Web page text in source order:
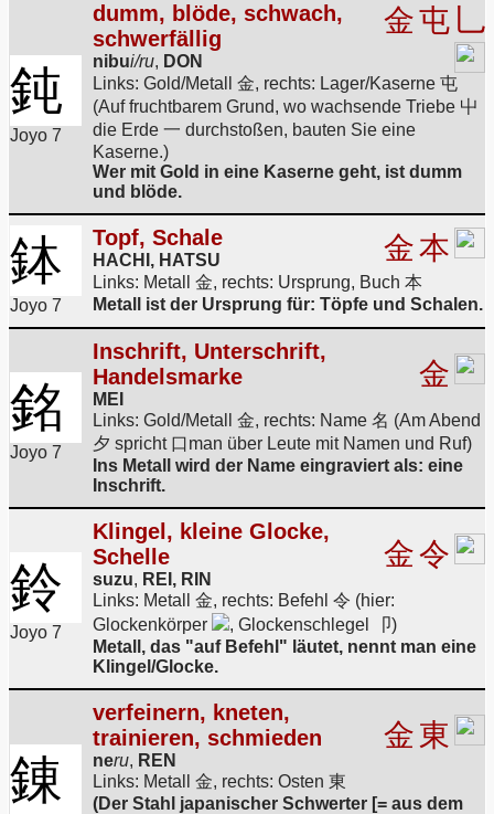
鈍
Joyo 7
dumm, blöde, schwach,
schwerfällig
nibui/ru, DON
金屯 乚
Links: Gold/Metall 金, rechts: Lager/Kaserne 屯
(Auf fruchtbarem Grund, wo wachsende Triebe 屮
die Erde 一 durchstoßen, bauten Sie eine
Kaserne.)
Wer mit Gold in eine Kaserne geht, ist dumm
und blöde.
鉢
Joyo 7
Topf, Schale
HACHI, HATSU 金本
Links: Metall 金, rechts: Ursprung, Buch 本
Metall ist der Ursprung für: Töpfe und Schalen.
銘
Joyo 7
Inschrift, Unterschrift,
Handelsmarke
MEI
金
Links: Gold/Metall 金, rechts: Name 名 (Am Abend
夕 spricht 口man über Leute mit Namen und Ruf)
Ins Metall wird der Name eingraviert als: eine
Inschrift.
鈴
Joyo 7
Klingel, kleine Glocke,
Schelle
suzu, REI, RIN
金令
Links: Metall 金, rechts: Befehl 令 (hier:
Glockenkörper
, Glockenschlegel 卩)
Metall, das "auf Befehl" läutet, nennt man eine
Klingel/Glocke.
錬
verfeinern, kneten,
trainieren, schmieden
neru, REN
金東
Links: Metall 金, rechts: Osten 東
(Der Stahl japanischer Schwerter [= aus dem